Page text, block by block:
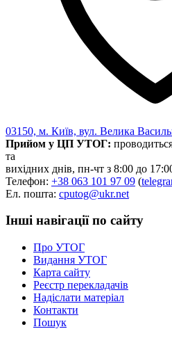
03150, м. Київ, вул. Велика
Прийом у ЦП УТОГ:
та
вихідних днів, пн-чт з 8:00 до
Телефон: +38 063 101 97 09 (
Ел. пошта: cputog@ukr.net
Інші навігації по сайту
Про УТОГ
Видання УТОГ
Карта сайту
Реєстр перекладачів
Надіслати матеріал
Контакти
Пошук